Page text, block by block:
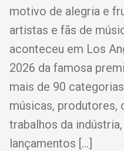
motivo de alegria e
artistas e fãs de
aconteceu em Los
2026 da famosa
mais de 90
músicas,
trabalhos da
lançamentos […]